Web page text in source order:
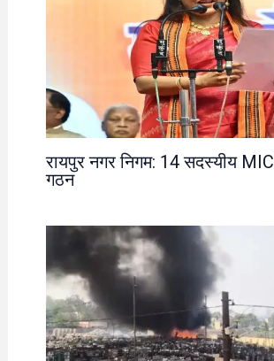
रायपुर नगर निगम: 14 सदस्यीय
गठन